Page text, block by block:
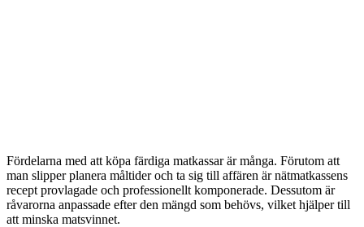
Fördelarna med att köpa färdiga matkassar är många. Förutom att
man slipper planera måltider och ta sig till affären är nätmatkassens
recept provlagade och professionellt komponerade. Dessutom är
råvarorna anpassade efter den mängd som behövs, vilket hjälper till
att minska matsvinnet.